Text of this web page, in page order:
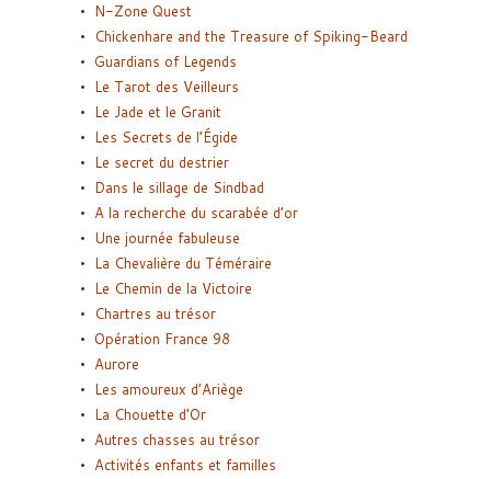
N-Zone Quest
Chickenhare and the Treasure of Spiking-Beard
Guardians of Legends
Le Tarot des Veilleurs
Le Jade et le Granit
Les Secrets de l’Égide
Le secret du destrier
Dans le sillage de Sindbad
A la recherche du scarabée d’or
Une journée fabuleuse
La Chevalière du Téméraire
Le Chemin de la Victoire
Chartres au trésor
Opération France 98
Aurore
Les amoureux d’Ariège
La Chouette d’Or
Autres chasses au trésor
Activités enfants et familles